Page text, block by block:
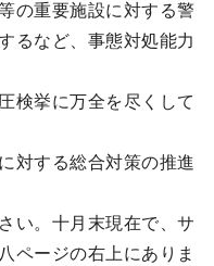
の重要施設に対する警
るなど、事態対処能力
検挙に万全を尽くして
対する総合対策の推進
い。十月末現在で、サ
ページの右上にありま